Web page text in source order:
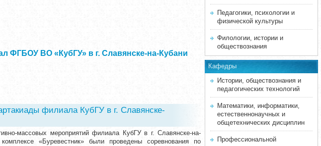
ФГБОУ ВО «КубГУ» в г. Славянске-на-Кубани
филиала КубГУ в г. Славянске-
массовых мероприятий филиала КубГУ в г. Славянске-на-
«Буревестник» были проведены соревнования по
Педагогики, психологии и
физической культуры
Филологии, истории и
обществознания
Кафедры
Истории, обществознания и
педагогических технологий
Математики, информатики,
естественнонаучных и
общетехнических дисциплин
Профессиональной